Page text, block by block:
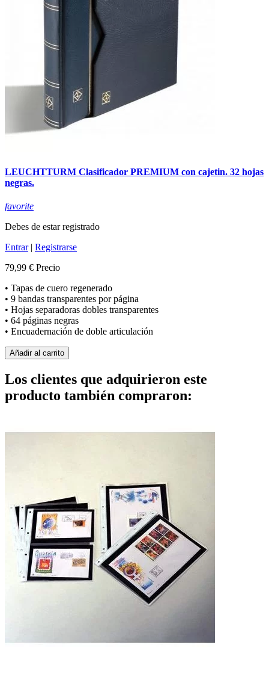
LEUCHTTURM Clasificador PREMIUM con cajetin. 32 hojas
negras.
favorite
Debes de estar registrado
Entrar| Registrarse
79,99 € Precio
• Tapas de cuero regenerado
• 9 bandas transparentes por página
• Hojas separadoras dobles transparentes
• 64 páginas negras
• Encuadernación de doble articulación
Añadir al carrito
Los clientes que adquirieron este
producto también compraron: